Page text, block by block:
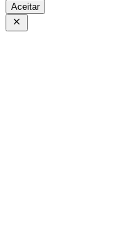
Aceitar